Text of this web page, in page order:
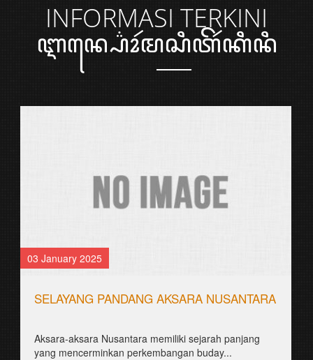
INFORMASI TERKINI
ꦆꦤ꧀ꦥ꦳ꦺꦴꦂꦩꦱꦶꦠꦼꦂꦏꦶꦤꦶ
30 August 2021
JOGJAKARTA KOTA HANACARAKA
꧋ꦱꦼꦧꦸꦮꦃꦒꦼꦫꦏ꧀ꦥꦼꦫꦸꦧꦲꦤ꧀ꦝꦶꦪꦩ꧀ꦝꦶꦪꦩ꧀ꦠꦼꦔꦃꦣꦶꦭꦏꦸꦏꦤ꧀꧈